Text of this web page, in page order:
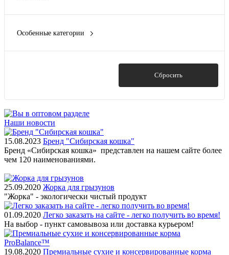
Курица
Особенные категории
Для стерилизованных
Показать ещё 3
Сбросить
Наши новости
15.08.2023 Бренд "Сибирская кошка"
Бренд «Сибирская кошка» представлен на нашем сайте более
чем 120 наименованиями.
25.09.2020 Жорка для грызунов
"Жорка" - экологически чистый продукт
01.09.2020 Легко заказать на сайте - легко получить во время!
На выбор - пункт самовывоза или доставка курьером!
19.08.2020 Премиальные сухие и консервированные корма